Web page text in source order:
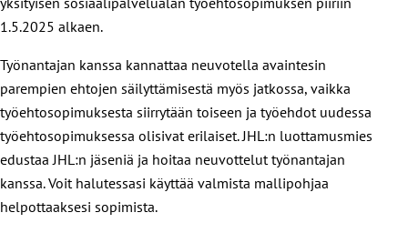
1.5.2025 alkaen.
Työnantajan kanssa kannattaa neuvotella avaintesin
parempien ehtojen säilyttämisestä myös jatkossa, vaikka
työehtosopimuksesta siirrytään toiseen ja työehdot uudessa
työehtosopimuksessa olisivat erilaiset. JHL:n luottamusmies
edustaa JHL:n jäseniä ja hoitaa neuvottelut työnantajan
kanssa. Voit halutessasi käyttää valmista mallipohjaa
helpottaaksesi sopimista.